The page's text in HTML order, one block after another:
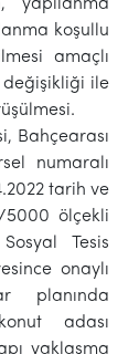
yapılanma
koşullu
amaçlı
değişikliği ile
Bahçearası
numaralı
tarih ve
5000 ölçekli
Tesis
onaylı
planında
adası
yaklaşma